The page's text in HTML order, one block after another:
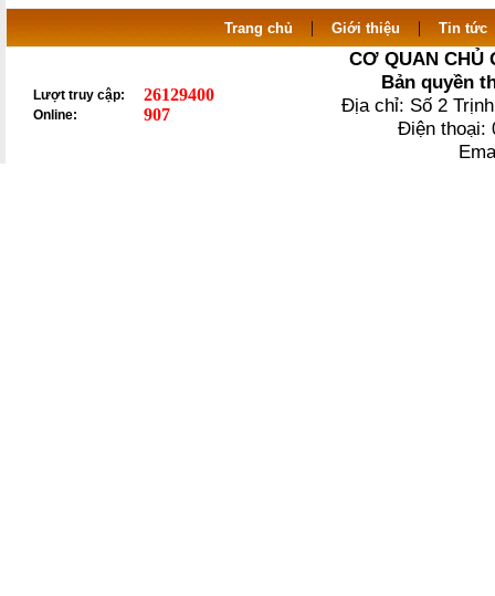
Trang chủ | Giới thiệu | Tin tức
Lượt truy cập: 26129400
Online: 907
CƠ QUAN CHỦ
Bản quyền
Địa chỉ: Số 2
Điện